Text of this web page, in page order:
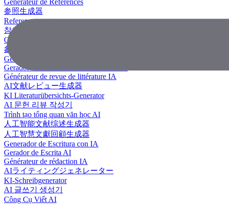
Générateur de Références
参照生成器
Referenzgenerator
참조 생성기
Công Cụ Tạo Tài Liệu Tham Khảo
參考文獻生成器
Generador de revisión literaria con IA
Gerador de Revisão de Literatura em IA
Générateur de revue de littérature IA
AI文献レビュー生成器
KI Literaturübersichts-Generator
AI 문헌 리뷰 작성기
Trình tạo tổng quan văn học AI
人工智能文献综述生成器
人工智慧文獻回顧生成器
Generador de Escritura con IA
Gerador de Escrita AI
Générateur de rédaction IA
AIライティングジェネレーター
KI-Schreibgenerator
AI 글쓰기 생성기
Công Cụ Viết AI